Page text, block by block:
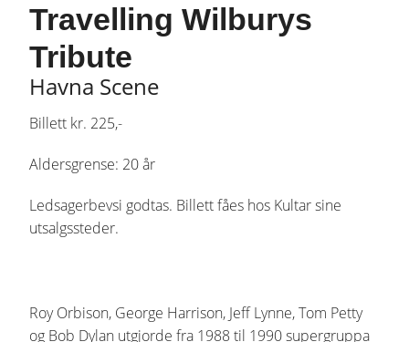
Travelling Wilburys
Tribute
Havna Scene
Billett kr. 225,-
Aldersgrense: 20 år
Ledsagerbevsi godtas. Billett fåes hos Kultar sine
utsalgssteder.
Roy Orbison, George Harrison, Jeff Lynne, Tom Petty
og Bob Dylan utgjorde fra 1988 til 1990 supergruppa